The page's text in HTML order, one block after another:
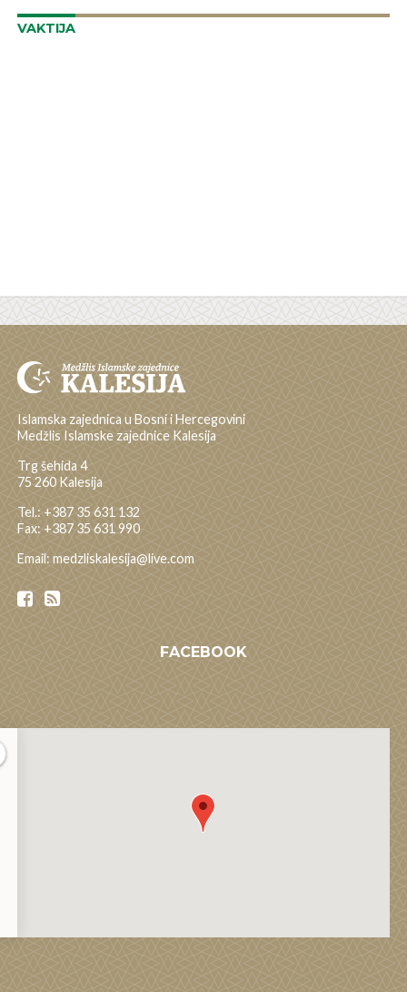
VAKTIJA
Islamska zajednica u Bosni i Hercegovini
Medžlis Islamske zajednice Kalesija
Trg šehida 4
75 260 Kalesija
Tel.: +387 35 631 132
Fax: +387 35 631 990
Email: medzliskalesija@live.com
FACEBOOK